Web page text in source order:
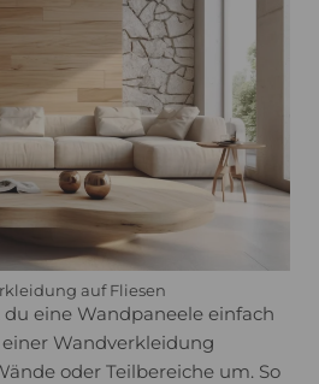
auf Fliesen
eine Wandpaneele einfach
Wandverkleidung
oder Teilbereiche um. So